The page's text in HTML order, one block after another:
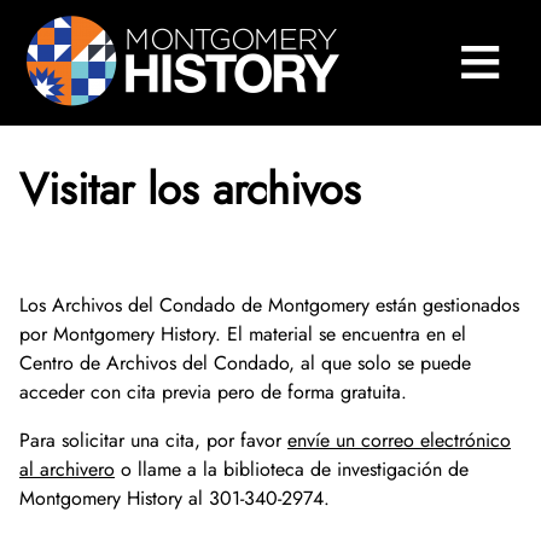
Saltar navegación ≡
Inicio
Biblioteca y colecciones
Biblioteca de Investigación Sween
Acerca de la Biblioteca Sween
Visite la biblioteca
Servicios de investigación y escaneado
Colecciones digitales
Acerca de las colecciones digitales
Repositorio digital
Colecciones de museos
Acerca de las colecciones del museo
Archivos del condado de Montgomery
Museos
Exposiciones en línea
Exposiciones anteriores
Exposiciones temporales
Historia del condado
Explorar la historia del condado
250 aniversario del condado de Montgomery
Historias orales
Eventos y programas
Conversaciones sobre Historia
2025 Conferencia de Historia del Condado de
Acerca de
Quiénes somos
Participa
Visitar los archivos
Los Archivos del Condado de Montgomery están gestionados
por Montgomery History. El material se encuentra en el
Centro de Archivos del Condado, al que solo se puede
acceder con cita previa pero de forma gratuita.
Para solicitar una cita, por favorenvíe un correo electrónico
al archivero o llame a la biblioteca de investigación de
Montgomery History al 301-340-2974.